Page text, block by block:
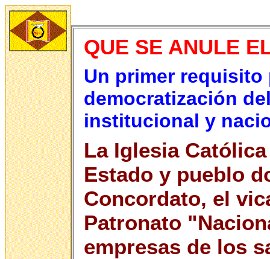
QUE SE ANULE
Un primer
democratización
institucional y
La Iglesia
Estado y pueblo
Concordato, el
Patronato
empresas de los